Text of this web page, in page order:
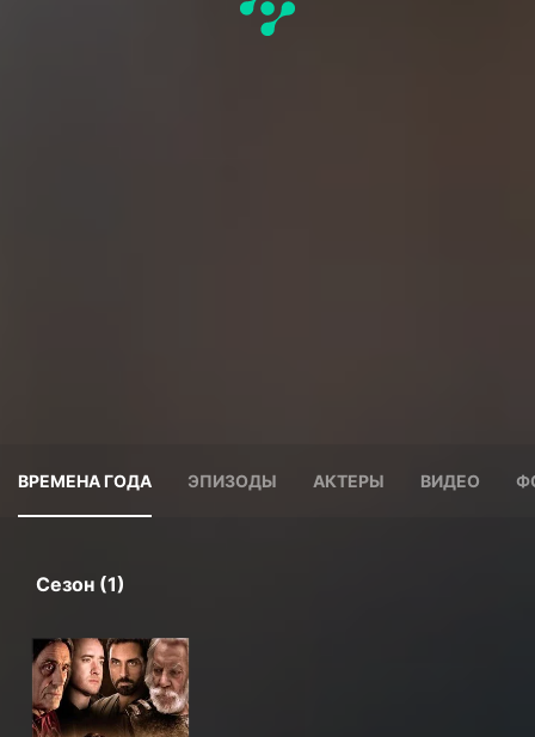
ВРЕМЕНА ГОДА ЭПИЗОДЫ АКТЕРЫ ВИДЕО
Сезон (1)